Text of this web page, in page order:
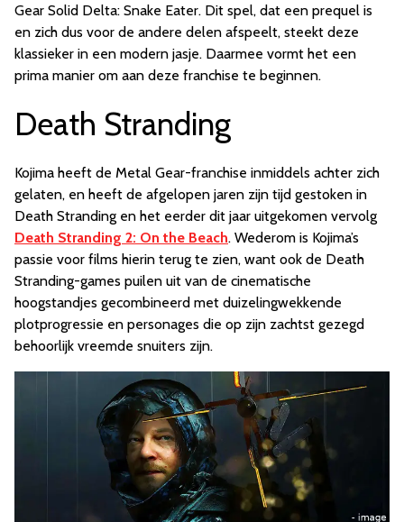
Gear Solid Delta: Snake Eater. Dit spel, dat een prequel is
en zich dus voor de andere delen afspeelt, steekt deze
klassieker in een modern jasje. Daarmee vormt het een
prima manier om aan deze franchise te beginnen.
Death Stranding
Kojima heeft de Metal Gear-franchise inmiddels achter zich
gelaten, en heeft de afgelopen jaren zijn tijd gestoken in
Death Stranding en het eerder dit jaar uitgekomen vervolg
Death Stranding 2: On the Beach. Wederom is Kojima’s
passie voor films hierin terug te zien, want ook de Death
Stranding-games puilen uit van de cinematische
hoogstandjes gecombineerd met duizelingwekkende
plotprogressie en personages die op zijn zachtst gezegd
behoorlijk vreemde snuiters zijn.